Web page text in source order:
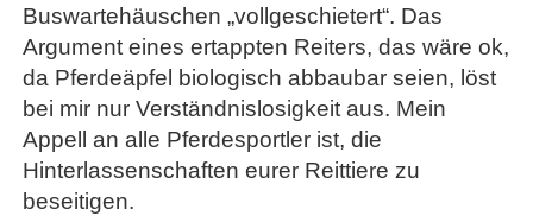
Buswartehäuschen „vollgeschietert“. Das
Argument eines ertappten Reiters, das wäre ok,
da Pferdeäpfel biologisch abbaubar seien, löst
bei mir nur Verständnislosigkeit aus. Mein
Appell an alle Pferdesportler ist, die
Hinterlassenschaften eurer Reittiere zu
beseitigen.